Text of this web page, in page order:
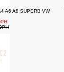
A6 A8 SUPERB VW